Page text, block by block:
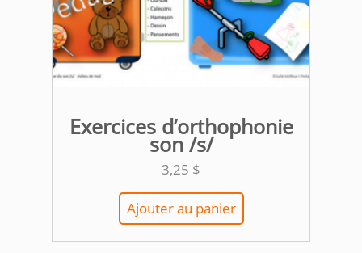
Exercices d’orthophonie
son /s/
3,25 $
Ajouter au panier